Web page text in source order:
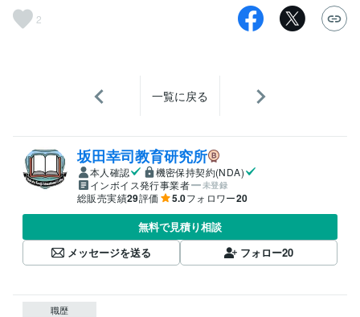
2
一覧に戻る
坂田幸司教育研究所
本人確認
機密保持契約(NDA)
インボイス発行事業者
未登録
総販売実績29評価 5.0フォロワー20
無料で見積り相談
メッセージを送る
フォロー20
職歴